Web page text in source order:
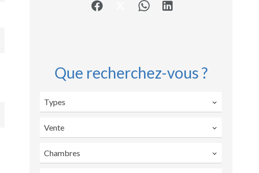
Que recherchez-vous ?
Types
Vente
Chambres